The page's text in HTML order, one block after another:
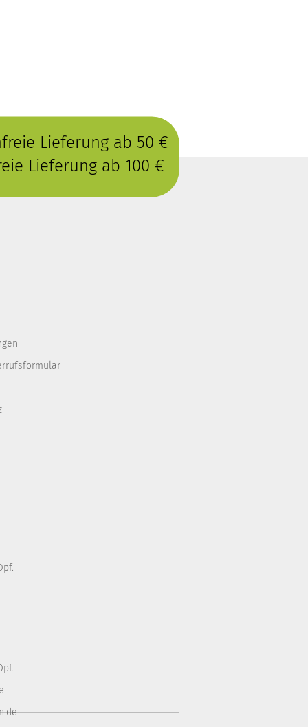
Lieferung ab 50 €
Lieferung ab 100 €